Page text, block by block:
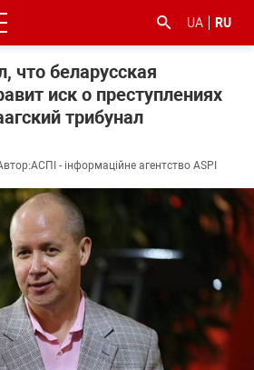
UA RU
что беларусская
иск о преступлениях
трибунал
АСПІ - інформаційне агентство ASPI
#Киев #коронавірус